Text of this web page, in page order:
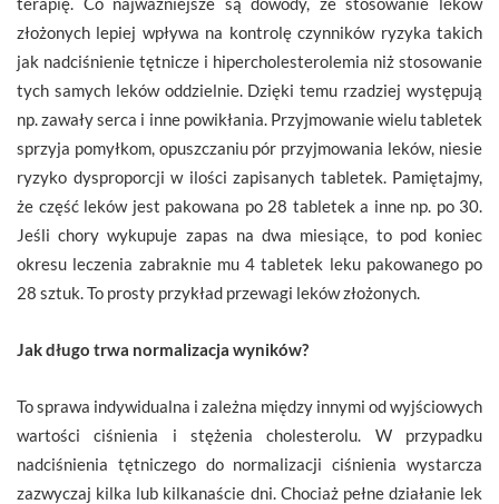
złożonych lepiej wpływa na kontrolę czynników ryzyka takich
jak nadciśnienie tętnicze i hipercholesterolemia niż stosowanie
tych samych leków oddzielnie. Dzięki temu rzadziej występują
np. zawały serca i inne powikłania. Przyjmowanie wielu tabletek
sprzyja pomyłkom, opuszczaniu pór przyjmowania leków, niesie
ryzyko dysproporcji w ilości zapisanych tabletek. Pamiętajmy,
że część leków jest pakowana po 28 tabletek a inne np. po 30.
Jeśli chory wykupuje zapas na dwa miesiące, to pod koniec
okresu leczenia zabraknie mu 4 tabletek leku pakowanego po
28 sztuk. To prosty przykład przewagi leków złożonych.
Jak długo trwa normalizacja wyników?
To sprawa indywidualna i zależna między innymi od wyjściowych
wartości ciśnienia i stężenia cholesterolu. W przypadku
nadciśnienia tętniczego do normalizacji ciśnienia wystarcza
zazwyczaj kilka lub kilkanaście dni. Chociaż pełne działanie lek